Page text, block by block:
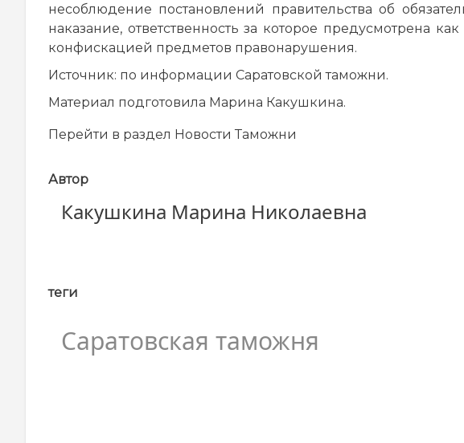
несоблюдение постановлений правительства об
наказание, ответственность за которое предусмотрена
конфискацией предметов правонарушения.
Источник: по информации Саратовской таможни.
Материал подготовила Марина Какушкина.
Перейти в раздел Новости Таможни
Автор
Какушкина Марина Николаевна
теги
Саратовская таможня